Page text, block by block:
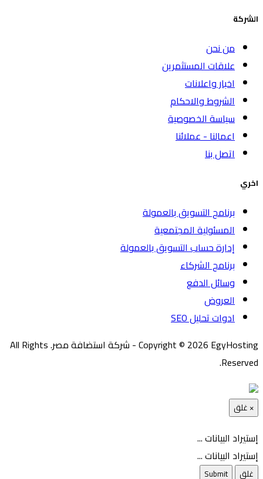
الشركة
من نحن
علاقات المستثمرين
اخبار واعلانات
الشروط والاحكام
سياسة الخصوصية
اعمالنا - عملائنا
اتصل بنا
اخري
برنامج التسويق بالعمولة
المسئولية المجتمعية
إدارة حساب التسويق بالعمولة
برنامج الشركاء
وسائل الدفع
العروض
ادوات تحليل SEO
Copyright © 2026 EgyHosting - شركة استضافة مصر. All Rights
Reserved.
× غلق
إستيراد البيانات ...
إستيراد البيانات ...
غلق Submit